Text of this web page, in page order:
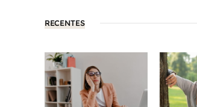
RECENTES